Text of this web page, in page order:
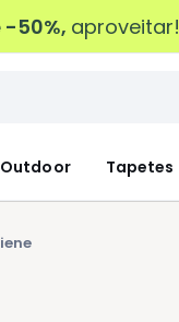
-50%, aproveitar!
Outdoor Tapetes